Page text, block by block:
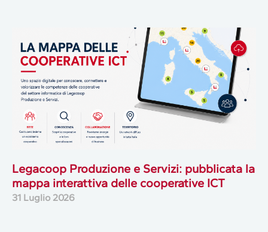
Legacoop Produzione e Servizi: pubblicata la
mappa interattiva delle cooperative ICT
31 Luglio 2026